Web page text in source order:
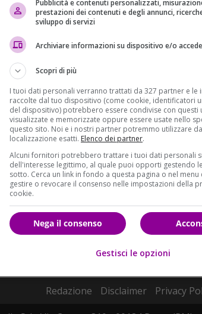
Redazione Disclaimer
Privacy
Pubblicità e contenuti personalizzati,
prestazioni dei contenuti e degli annunci,
sviluppo di servizi
Archiviare informazioni su dispositivo e/o
Scopri di più
I tuoi dati personali verranno trattati da 327 partner e le
raccolte dal tuo dispositivo (come cookie, identificatori
del dispositivo) potrebbero essere condivise con questi
visualizzate e memorizzate oppure essere usate nello
questo sito. Noi e i nostri partner potremmo utilizzare
localizzazione esatti. Elenco dei partner.
Alcuni fornitori potrebbero trattare i tuoi dati personali
dell'interesse legittimo, al quale puoi opporti gestendo
sotto. Cerca un link in fondo a questa pagina o nel
gestire o revocare il consenso nelle impostazioni della
cookie.
Nega il consenso
Gestisci le opzioni